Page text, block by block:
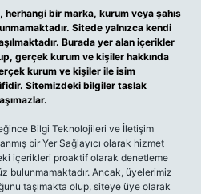
bir marka, kurum veya şahıs
Sitede yalnızca kendi
Burada yer alan içerikler
gerçek kurum ve kişiler hakkında
kurum ve kişiler ile isim
Sitemizdeki bilgiler taslak
Bilgi Teknolojileri ve İletişim
bir Yer Sağlayıcı olarak hizmet
içerikleri proaktif olarak denetleme
bulunmamaktadır. Ancak, üyelerimiz
taşımakta olup, siteye üye olarak